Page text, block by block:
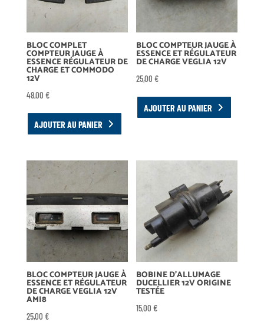
BLOC COMPLET
COMPTEUR JAUGE À
ESSENCE RÉGULATEUR DE
CHARGE ET COMMODO
12V
48,00 €
AJOUTER AU PANIER
BLOC COMPTEUR JAUGE À
ESSENCE ET RÉGULATEUR
DE CHARGE VEGLIA 12V
25,00€
AJOUTER AU PANIER
BLOC COMPTEUR JAUGE À
ESSENCE ET RÉGULATEUR
DE CHARGE VEGLIA 12V
AMI8
25,00 €
BOBINE D’ALLUMAGE
DUCELLIER 12V ORIGINE
TESTÉE
15,00€